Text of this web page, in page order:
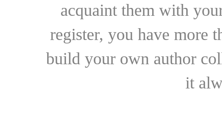
acquaint them with
register, you have more
build your own author
it